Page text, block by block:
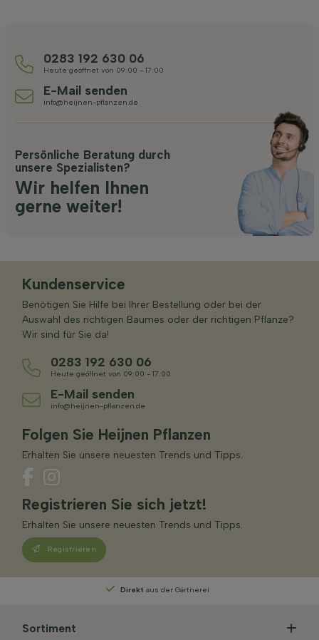
0283 192 630 06
Heute geöffnet von 09:00 - 17:00
E-Mail senden
info@heijnen-pflanzen.de
Persönliche Beratung durch
unsere Spezialisten?
Wir helfen Ihnen
gerne weiter!
Kundenservice
Benötigen Sie Hilfe bei Ihrer Bestellung oder bei der
Auswahl des richtigen Baumes oder der richtigen Pflanze?
Wir sind für Sie da!
0283 192 630 06
Heute geöffnet von 09:00 - 17:00
E-Mail senden
info@heijnen-pflanzen.de
Folgen Sie Heijnen Pflanzen
Erhalten Sie unsere neuesten Trends und Tipps.
Registrieren Sie sich jetzt!
Erhalten Sie unsere neuesten Trends und Tipps.
Registrieren
Persönliche Beratungvon unseren Experten
Sortiment